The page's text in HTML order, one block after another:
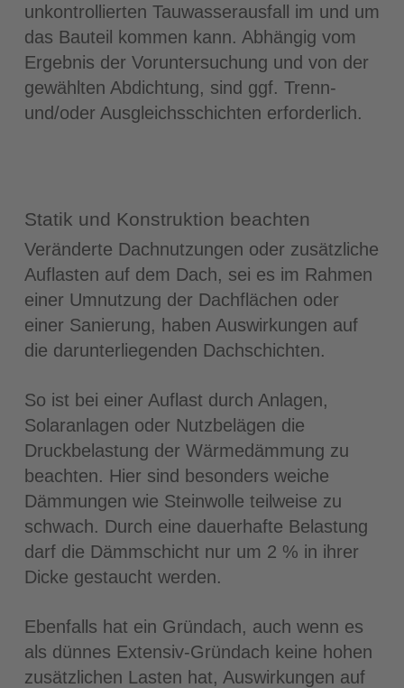
unkontrollierten Tauwasserausfall im und um
das Bauteil kommen kann. Abhängig vom
Ergebnis der Voruntersuchung und von der
gewählten Abdichtung, sind ggf. Trenn-
und/oder Ausgleichsschichten erforderlich.
Statik und Konstruktion beachten
Veränderte Dachnutzungen oder zusätzliche
Auflasten auf dem Dach, sei es im Rahmen
einer Umnutzung der Dachflächen oder
einer Sanierung, haben Auswirkungen auf
die darunterliegenden Dachschichten.
So ist bei einer Auflast durch Anlagen,
Solaranlagen oder Nutzbelägen die
Druckbelastung der Wärmedämmung zu
beachten. Hier sind besonders weiche
Dämmungen wie Steinwolle teilweise zu
schwach. Durch eine dauerhafte Belastung
darf die Dämmschicht nur um 2 % in ihrer
Dicke gestaucht werden.
Ebenfalls hat ein Gründach, auch wenn es
als dünnes Extensiv-Gründach keine hohen
zusätzlichen Lasten hat, Auswirkungen auf